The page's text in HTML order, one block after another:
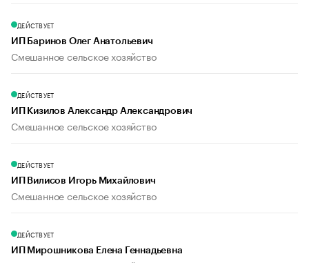
ДЕЙСТВУЕТ
ИП Баринов Олег Анатольевич
Смешанное сельское хозяйство
ДЕЙСТВУЕТ
ИП Кизилов Александр Александрович
Смешанное сельское хозяйство
ДЕЙСТВУЕТ
ИП Вилисов Игорь Михайлович
Смешанное сельское хозяйство
ДЕЙСТВУЕТ
ИП Мирошникова Елена Геннадьевна